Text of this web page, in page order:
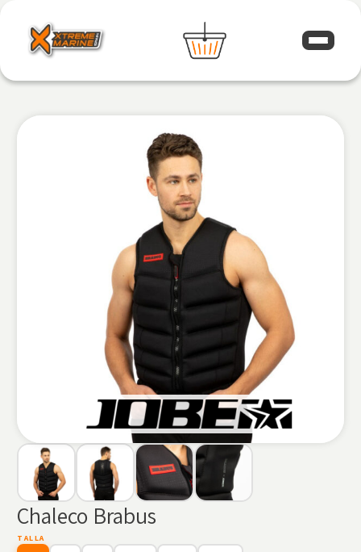
Chaleco Brabus
TALLA